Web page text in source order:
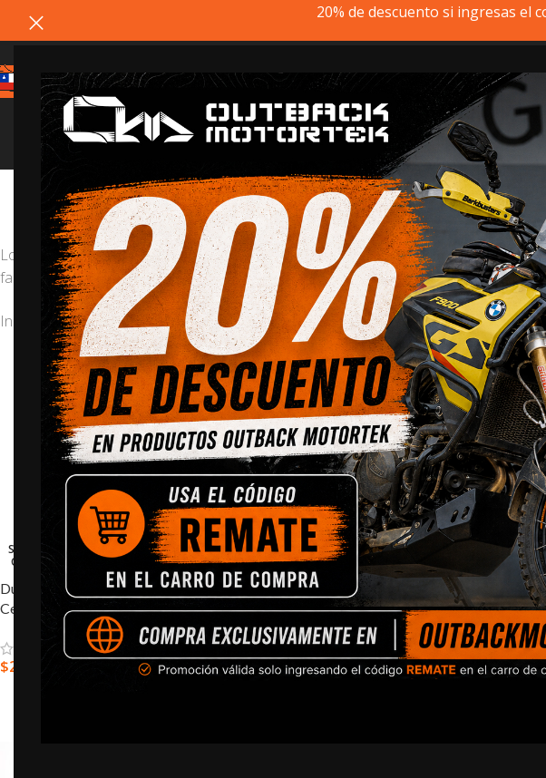
20% de descuento si ingresas el
MI MOTO
Estimado cliente, si el producto que busca no está
Los caballetes centralesfacilitan el estacionamiento y el mantenimiento.
facilitar el mantenimiento de la cadena y la inspección y los cambios de los
Inicio Protección/Caballete Central
SOLD
OUT
Ducati Multistrada V4 – Caballete
Central
$285.000,0
SOLD
OUT
Honda CRF1000L Africa Twin –
Caballete Central
$275.000,0